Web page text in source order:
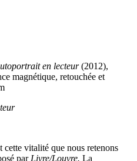
en lecteur(2012),
magnétique, retouchée et
cette vitalité que nous retenons
par Livre/Louvre. La